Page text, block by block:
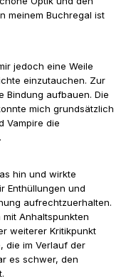
meinem Buchregal ist
jedoch eine Weile
einzutauchen. Zur
Bindung aufbauen. Die
mich grundsätzlich
Vampire die
hin und wirkte
Enthüllungen und
aufrechtzuerhalten.
Anhaltspunkten
weiterer Kritikpunkt
die im Verlauf der
es schwer, den